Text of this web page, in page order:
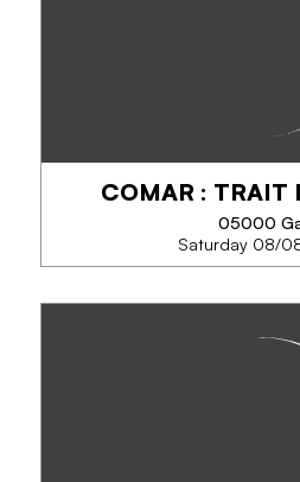
Montrez votre sens de
belles photos de la
SEE
COMAR : TRAIT
05000
Saturday 08/
L'exposition 'Comar : trait
sélection de dessins de
lien avec l'univers des